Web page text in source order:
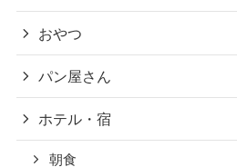
おやつ
パン屋さん
ホテル・宿
朝食